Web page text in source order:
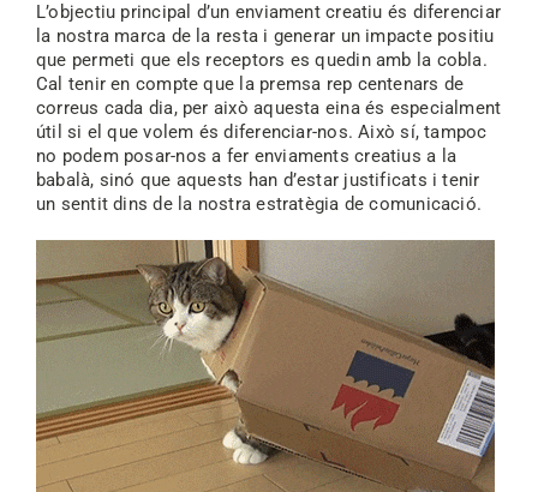
L’objectiu principal d’un enviament creatiu és diferenciar
la nostra marca de la resta i generar un impacte positiu
que permeti que els receptors es quedin amb la cobla.
Cal tenir en compte que la premsa rep centenars de
correus cada dia, per això aquesta eina és especialment
útil si el que volem és diferenciar-nos. Això sí, tampoc
no podem posar-nos a fer enviaments creatius a la
babalà, sinó que aquests han d’estar justificats i tenir
un sentit dins de la nostra estratègia de comunicació.